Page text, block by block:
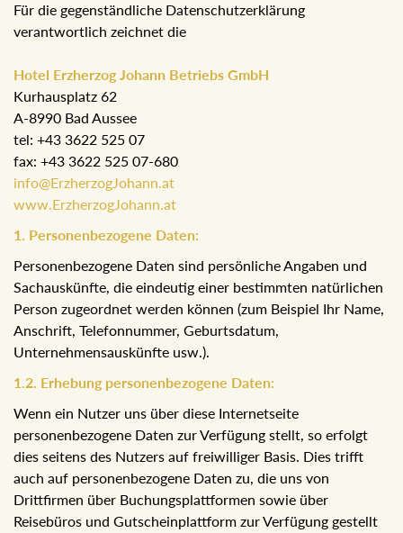
Für die gegenständliche Datenschutzerklärung
verantwortlich zeichnet die
Hotel Erzherzog Johann Betriebs GmbH
Kurhausplatz 62
A-8990 Bad Aussee
tel: +43 3622 525 07
fax: +43 3622 525 07-680
info@ErzherzogJohann.at
www.ErzherzogJohann.at
1. Personenbezogene Daten:
Personenbezogene Daten sind persönliche Angaben und
Sachauskünfte, die eindeutig einer bestimmten natürlichen
Person zugeordnet werden können (zum Beispiel Ihr Name,
Anschrift, Telefonnummer, Geburtsdatum,
Unternehmensauskünfte usw.).
1.2. Erhebung personenbezogene Daten:
Wenn ein Nutzer uns über diese Internetseite
personenbezogene Daten zur Verfügung stellt, so erfolgt
dies seitens des Nutzers auf freiwilliger Basis. Dies trifft
auch auf personenbezogene Daten zu, die uns von
Drittfirmen über Buchungsplattformen sowie über
Reisebüros und Gutscheinplattform zur Verfügung gestellt